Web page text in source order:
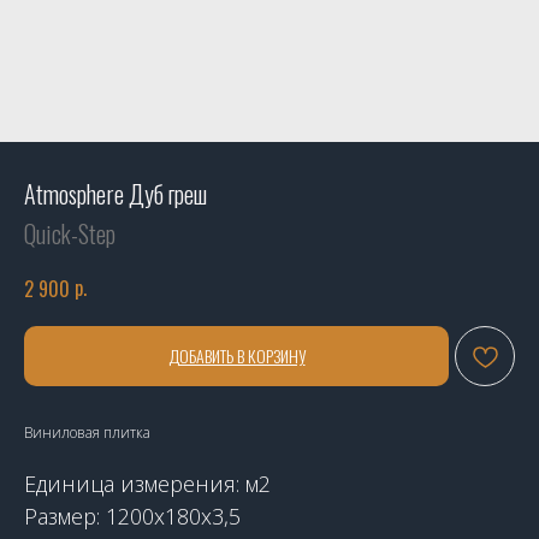
Atmosphere Дуб греш
Quick-Step
2 900 р.
ДОБАВИТЬ В КОРЗИНУ
Виниловая плитка
Единица измерения: м2
Размер: 1200х180х3,5